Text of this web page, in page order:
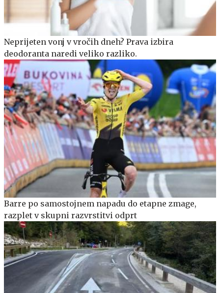
Neprijeten vonj v vročih dneh? Prava izbira
deodoranta naredi veliko razliko.
Barre po samostojnem napadu do etapne zmage,
razplet v skupni razvrstitvi odprt